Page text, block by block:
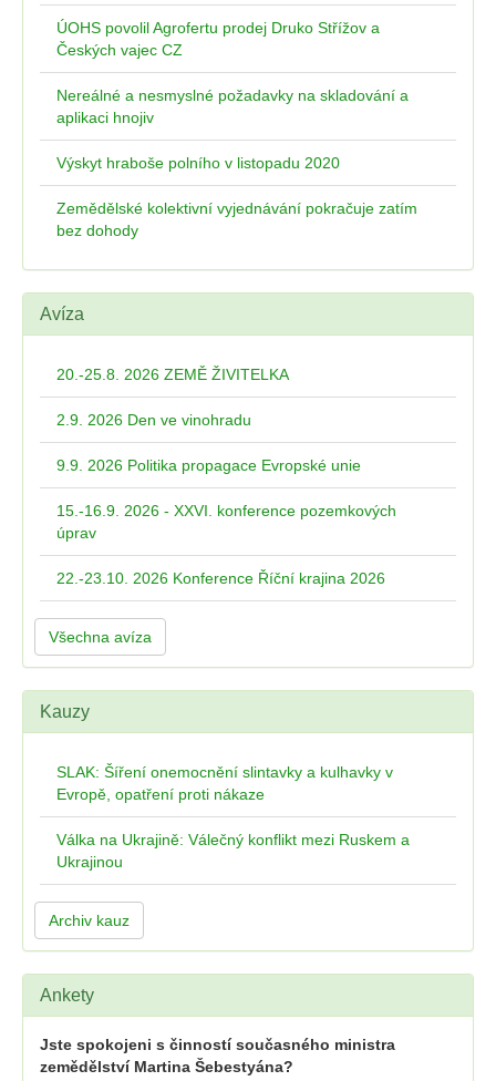
ÚOHS povolil Agrofertu prodej Druko Střížov a
Českých vajec CZ
Nereálné a nesmyslné požadavky na skladování a
aplikaci hnojiv
Výskyt hraboše polního v listopadu 2020
Zemědělské kolektivní vyjednávání pokračuje zatím
bez dohody
Avíza
20.-25.8. 2026 ZEMĚ ŽIVITELKA
2.9. 2026 Den ve vinohradu
9.9. 2026 Politika propagace Evropské unie
15.-16.9. 2026 - XXVI. konference pozemkových
úprav
22.-23.10. 2026 Konference Říční krajina 2026
Všechna avíza
Kauzy
SLAK: Šíření onemocnění slintavky a kulhavky v
Evropě, opatření proti nákaze
Válka na Ukrajině: Válečný konflikt mezi Ruskem a
Ukrajinou
Archiv kauz
Ankety
Jste spokojeni s činností současného ministra
zemědělství Martina Šebestyána?